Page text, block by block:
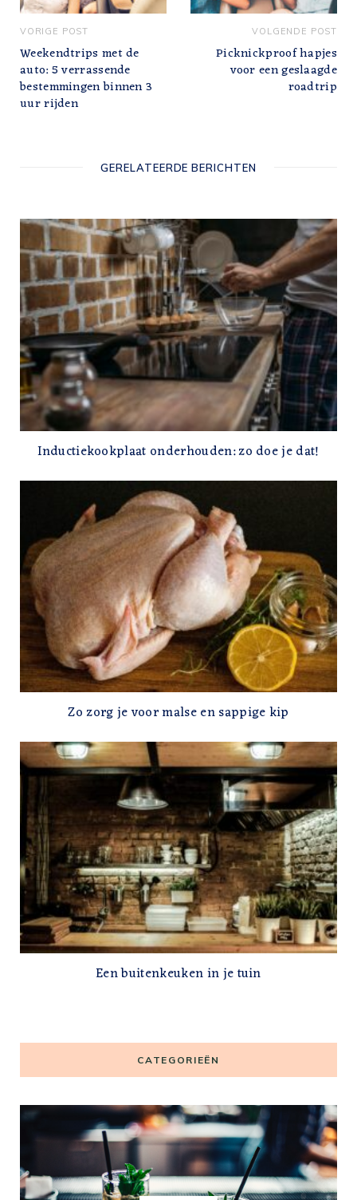
VORIGE POST
Weekendtrips met de
auto: 5 verrassende
bestemmingen binnen 3
uur rijden
VOLGENDE POST
Picknickproof hapjes
voor een geslaagde
roadtrip
GERELATEERDE BERICHTEN
Inductiekookplaat onderhouden: zo doe je dat!
Zo zorg je voor malse en sappige kip
Een buitenkeuken in je tuin
CATEGORIEËN